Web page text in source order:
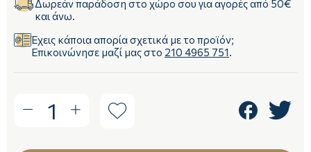
Δωρεάν παράδοση στο χώρο σου για αγορές από 50€
και άνω.
Έχεις κάποια απορία σχετικά με το προϊόν;
Επικοινώνησε μαζί μας στο 210 4965 751.
1